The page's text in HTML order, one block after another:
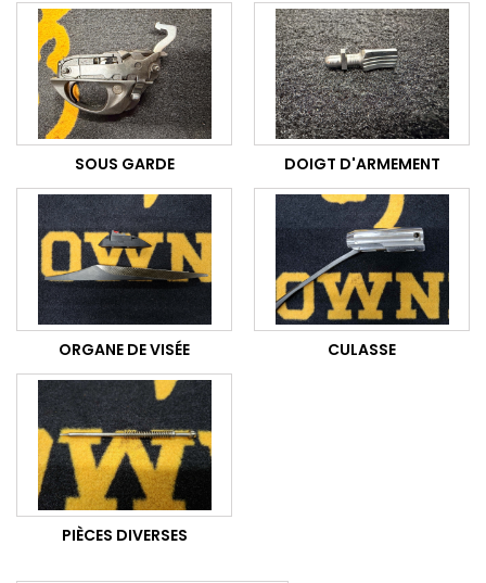
SOUS GARDE DOIGT D'ARMEMENT
ORGANE DE VISÉE CULASSE
PIÈCES DIVERSES